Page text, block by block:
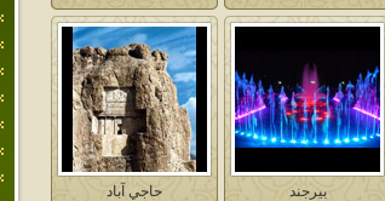
بيرجند حاجي آباد